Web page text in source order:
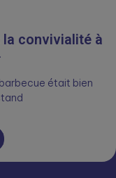
la convivialité à
était bien